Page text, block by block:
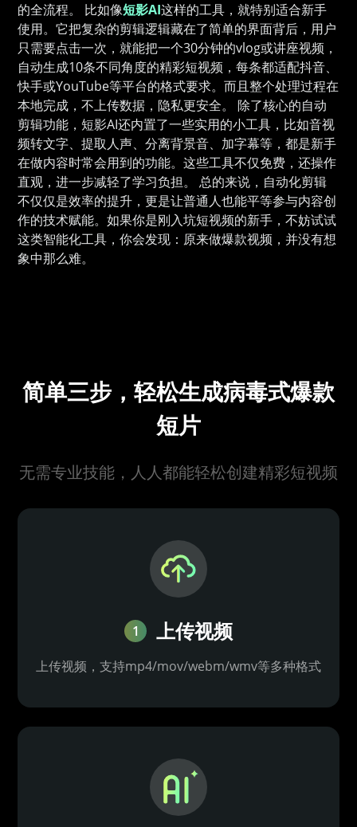
的全流程。 比如像短影AI这样的工具，就特别适合新手
使用。它把复杂的剪辑逻辑藏在了简单的界面背后，用户
只需要点击一次，就能把一个30分钟的vlog或讲座视频，
自动生成10条不同角度的精彩短视频，每条都适配抖音、
快手或YouTube等平台的格式要求。而且整个处理过程在
本地完成，不上传数据，隐私更安全。 除了核心的自动
剪辑功能，短影AI还内置了一些实用的小工具，比如音视
频转文字、提取人声、分离背景音、加字幕等，都是新手
在做内容时常会用到的功能。这些工具不仅免费，还操作
直观，进一步减轻了学习负担。 总的来说，自动化剪辑
不仅仅是效率的提升，更是让普通人也能平等参与内容创
作的技术赋能。如果你是刚入坑短视频的新手，不妨试试
这类智能化工具，你会发现：原来做爆款视频，并没有想
象中那么难。
简单三步，轻松生成病毒式爆款
短片
无需专业技能，人人都能轻松创建精彩短视频
1 上传视频
上传视频，支持mp4/mov/webm/wmv等多种格式